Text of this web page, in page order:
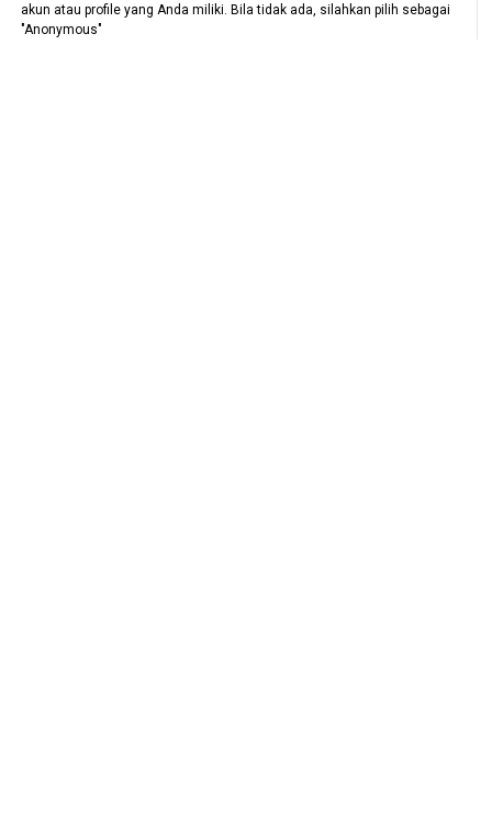
akun atau profile yang Anda miliki. Bila tidak ada, silahkan pilih sebagai
"Anonymous"